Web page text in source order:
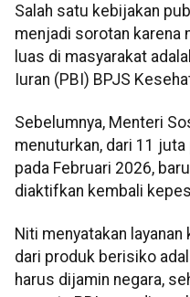
Salah satu kebijakan
menjadi sorotan karena
luas di masyarakat
Iuran (PBI) BPJS
Sebelumnya, Menteri
menuturkan, dari 11
pada Februari 2026,
diaktifkan kembali
Niti menyatakan
dari produk berisiko
harus dijamin negara,